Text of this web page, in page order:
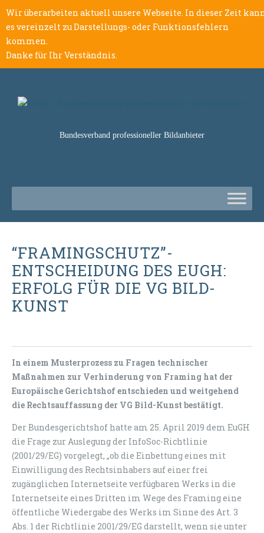
Wir überarbeiten aktuell unsere Webseite. In dieser Zeit
es vereinzelt zu Darstellungs- oder Funktionsfehlern
kommen.
Danke für Ihr Verständnis.
Bundesverband professioneller Bildanbieter
“FRAMINGSCHUTZ”-
ENTSCHEIDUNG DES EUGH:
ERFOLG FÜR DIE VG BILD-
KUNST
In einem Musterprozess zu Fragen technischer
Maßnahmen zur Verhinderung von Framing hat der
Europäische Gerichtshof entschieden und weitgehend
die Rechtsauffassung der VG Bild-Kunst bestätigt.
Der Bundesgerichtshof hatte am 25. April 2019 dem EuGH
die Frage zur Auslegung der InfoSoc-Richtlinie
(2001/29/EG) vorgelegt, „ob die Einbettung eines mit
Einwilligung des Rechtsinhabers auf einer frei
zugänglichen Internetseite verfügbaren Werks in die
Internetseite eines Dritten im Wege des Framing eine
öffentliche Wiedergabe des Werks im Sinne des Art. 3
Abs. 1 der Richtlinie 2001/29/EG darstellt, wenn sie unter